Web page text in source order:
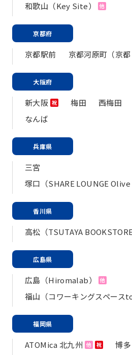
和歌山（Key Site） 他
京都府
京都駅前 京都河原町（京都
大阪府
新大阪 祝 梅田 西梅田
なんば
兵庫県
三宮
塚口（SHARE LOUNGE Olive
香川県
高松（TSUTAYA
広島県
広島（Hiromalab） 他
福山（コワーキングスペース
福岡県
ATOMica 北九州 他 祝
博多